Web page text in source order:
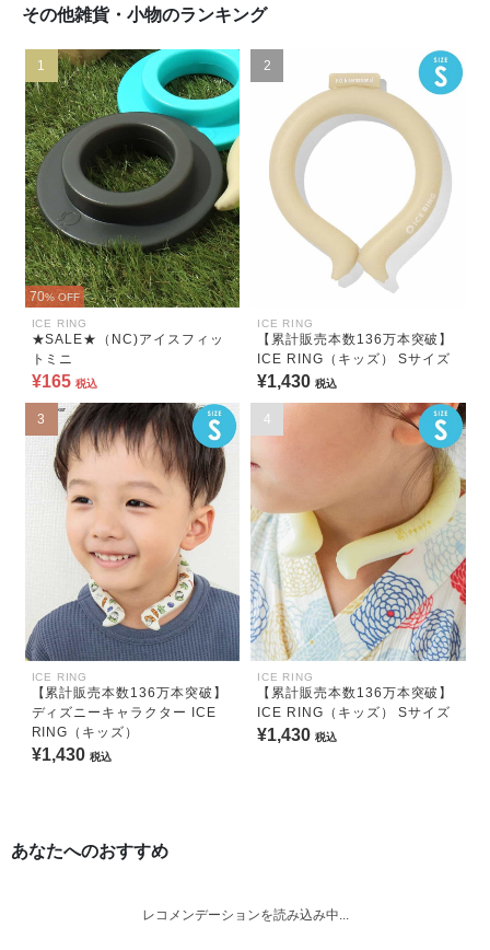
その他雑貨・小物のランキング
1
70% OFF
ICE RING
★SALE★（NC)アイスフィッ
トミニ
¥165 税込
2
ICE RING
【累計販売本数136万本突破】
ICE RING（キッズ） Sサイズ
¥1,430 税込
3
ICE RING
【累計販売本数136万本突破】
ディズニーキャラクター ICE
RING（キッズ）
¥1,430 税込
4
ICE RING
【累計販売本数136万本突破】
ICE RING（キッズ） Sサイズ
¥1,430 税込
あなたへのおすすめ
レコメンデーションを読み込み中...